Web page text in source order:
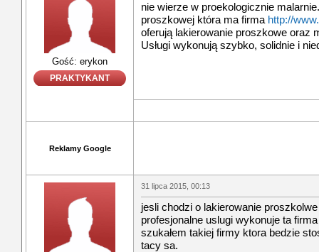
Gość: erykon
PRAKTYKANT
nie wierze w proekologicznie
proszkowej która ma firma http://
oferują lakierowanie proszkowe oraz
Usługi wykonują szybko, solidnie i
Reklamy Google
31 lipca 2015, 00:13
jesli chodzi o lakierowanie
profesjonalne uslugi wykonuje ta
szukałem takiej firmy ktora bedzie
tacy sa.